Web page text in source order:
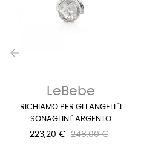
LeBebe
RICHIAMO PER GLI ANGELI "I
SONAGLINI" ARGENTO
223,20 € 248,00 €